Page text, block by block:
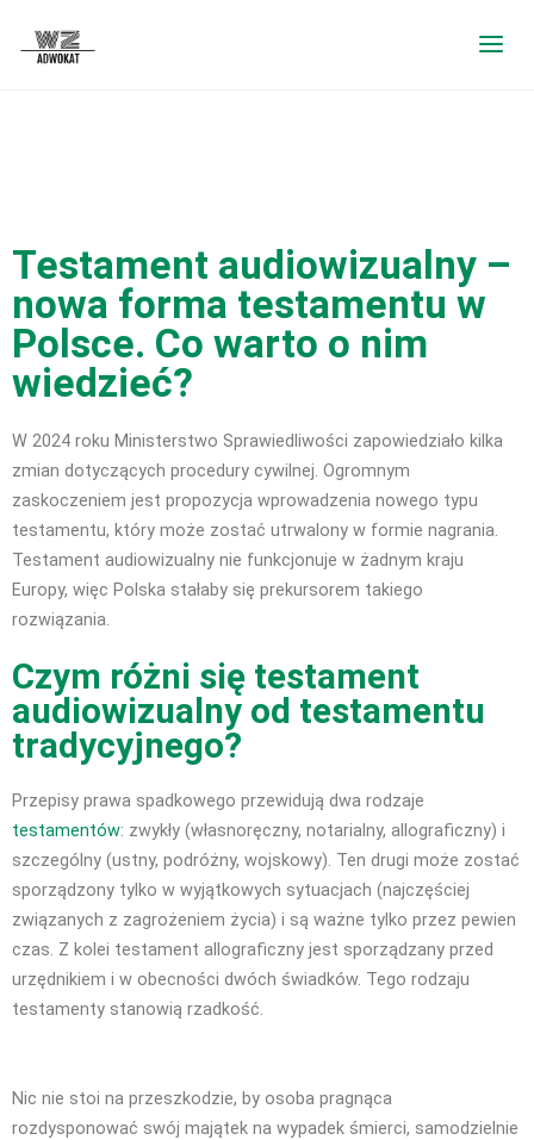
Testament audiowizualny –
nowa forma testamentu w
Polsce. Co warto o nim
wiedzieć?
W 2024 roku Ministerstwo Sprawiedliwości zapowiedziało kilka
zmian dotyczących procedury cywilnej. Ogromnym
zaskoczeniem jest propozycja wprowadzenia nowego typu
testamentu, który może zostać utrwalony w formie nagrania.
Testament audiowizualny nie funkcjonuje w żadnym kraju
Europy, więc Polska stałaby się prekursorem takiego
rozwiązania.
Czym różni się testament
audiowizualny od testamentu
tradycyjnego?
Przepisy prawa spadkowego przewidują dwa rodzaje
testamentów: zwykły (własnoręczny, notarialny, allograficzny) i
szczególny (ustny, podróżny, wojskowy). Ten drugi może zostać
sporządzony tylko w wyjątkowych sytuacjach (najczęściej
związanych z zagrożeniem życia) i są ważne tylko przez pewien
czas. Z kolei testament allograficzny jest sporządzany przed
urzędnikiem i w obecności dwóch świadków. Tego rodzaju
testamenty stanowią rzadkość.
Nic nie stoi na przeszkodzie, by osoba pragnąca
rozdysponować swój majątek na wypadek śmierci, samodzielnie